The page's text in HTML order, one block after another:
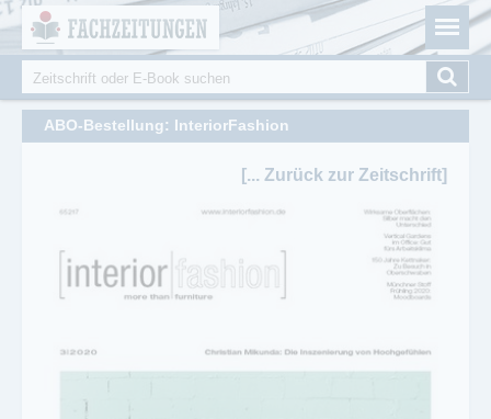
Fachzeitungen.de - Das unabhängige Portal für
Fachmagazine Fachpublikationen & eBooks
Suchformular
Suche
ABO-Bestellung: InteriorFashion
[... Zurück zur Zeitschrift]
Cookie-Einstellungen